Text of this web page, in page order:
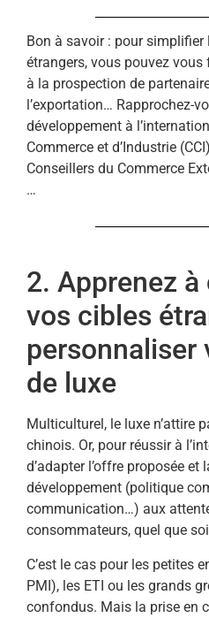
Bon à savoir : pour simplifier
étrangers, vous pouvez
à la prospection de
l’exportation… Rapprochez-
développement à
Commerce et d’Industrie
Conseillers du Commerce
…
2. Apprenez
vos cibles
personnaliser
de luxe
Multiculturel, le luxe n’attire
chinois. Or, pour réussir à
d’adapter l’offre proposée et
développement (politique
communication…) aux
consommateurs, quel que
C’est le cas pour les petites
PMI), les ETI ou les grands
confondus. Mais la prise en